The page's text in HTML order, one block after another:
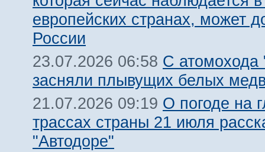
европейских странах, может
России
23.07.2026 06:58 С атомохода
засняли плывущих белых
21.07.2026 09:19 О погоде на
трассах страны 21 июля
"Автодоре"